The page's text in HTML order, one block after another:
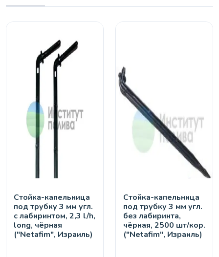
Стойка-капельница
под трубку 3 мм угл.
с лабиринтом, 2,3 l/h,
long, чёрная
("Netafim", Израиль)
Стойка-капельница
под трубку 3 мм угл.
без лабиринта,
чёрная, 2500 шт/кор.
("Netafim", Израиль)